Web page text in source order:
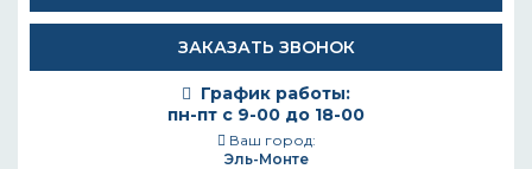
ЗАКАЗАТЬ ЗВОНОК
График работы:
пн-пт с 9-00 до 18-00
Ваш город:
Эль-Монте